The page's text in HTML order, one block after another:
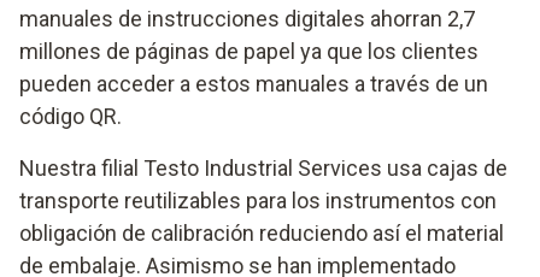
manuales de instrucciones digitales ahorran 2,7
millones de páginas de papel ya que los clientes
pueden acceder a estos manuales a través de un
código QR.
Nuestra filial Testo Industrial Services usa cajas de
transporte reutilizables para los instrumentos con
obligación de calibración reduciendo así el material
de embalaje. Asimismo se han implementado